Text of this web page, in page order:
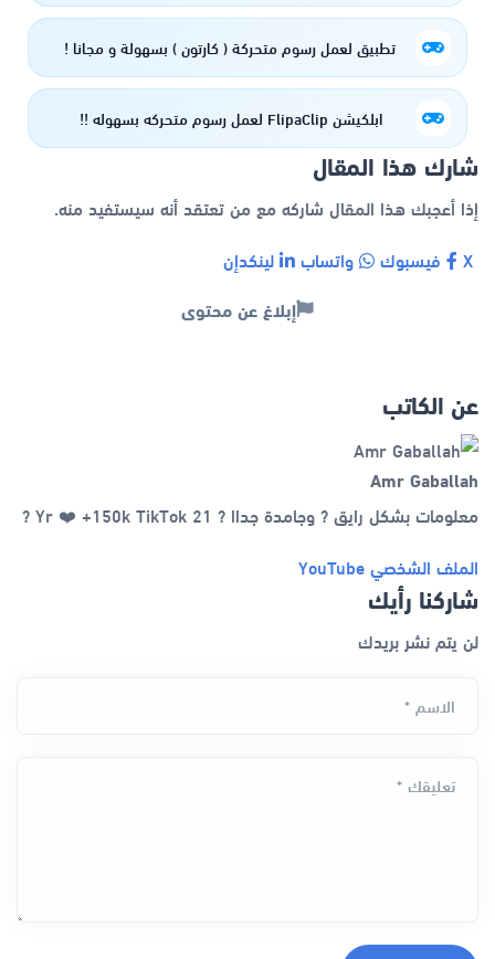
تطبيق لعمل رسوم متحركة ( كارتون ) بسهولة و مجانا !
ابلكيشن FlipaClip لعمل رسوم متحركه بسهوله !!
شارك هذا المقال
إذا أعجبك هذا المقال شاركه مع من تعتقد أنه سيستفيد منه.
فيسبوك واتساب لينكدإن
إبلاغ عن محتوى
عن الكاتب
Amr Gaballah
معلومات بشكل رايق ? وجامدة جداا ? 21 Yr ❤️ +150k TikTok ?
الملف الشخصي YouTube
شاركنا رأيك
لن يتم نشر بريدك
الاسم *
تعليقك *